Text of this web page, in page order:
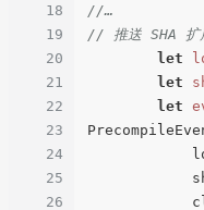
18
19
20
21
22
23
24
25
26
//…
// 推送 SHA 扩
let
let
let